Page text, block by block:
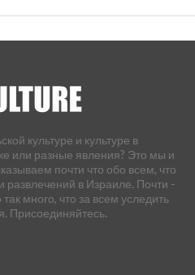
культуре и культуре в
или разные явления? Это мы и
почти что обо всем, что
развлечений в Израиле. Почти -
много, что за всем уследить
Присоединяйтесь.